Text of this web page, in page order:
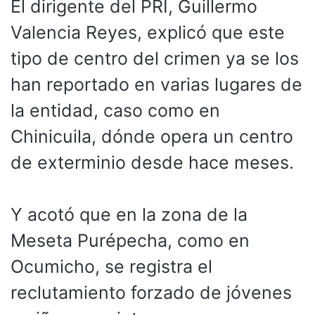
El dirigente del PRI, Guillermo
Valencia Reyes, explicó que este
tipo de centro del crimen ya se los
han reportado en varias lugares de
la entidad, caso como en
Chinicuila, dónde opera un centro
de exterminio desde hace meses.
Y acotó que en la zona de la
Meseta Purépecha, como en
Ocumicho, se registra el
reclutamiento forzado de jóvenes